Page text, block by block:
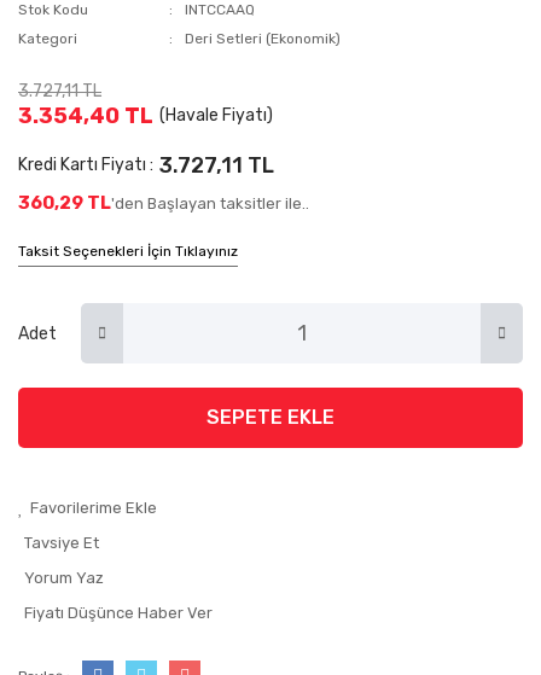
Stok Kodu
INTCCAAQ
Kategori
Deri Setleri (Ekonomik)
3.727,11 TL
3.354,40 TL (Havale Fiyatı)
Kredi Kartı Fiyatı : 3.727,11 TL
360,29 TL'den Başlayan taksitler ile..
Taksit Seçenekleri İçin Tıklayınız
Adet
SEPETE EKLE
Tavsiye Et
Yorum Yaz
Fiyatı Düşünce Haber Ver